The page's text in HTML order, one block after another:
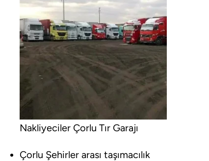
Nakliyeciler Çorlu Tır Garajı
Çorlu Şehirler arası taşımacılık